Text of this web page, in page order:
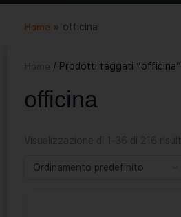
Home » officina
/ Prodotti taggati “officina”
officina